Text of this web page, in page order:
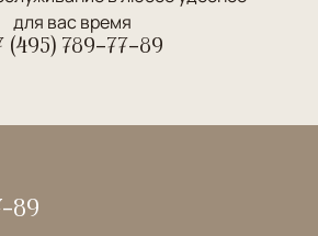
для вас время
(495) 789-77-89
89